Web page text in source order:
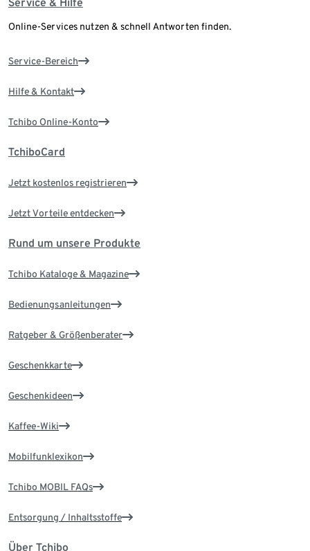
Service & Hilfe
Online-Services nutzen & schnell Antworten finden.
Service-Bereich
Hilfe & Kontakt
Tchibo Online-Konto
TchiboCard
Jetzt kostenlos registrieren
Jetzt Vorteile entdecken
Rund um unsere Produkte
Tchibo Kataloge & Magazine
Bedienungsanleitungen
Ratgeber & Größenberater
Geschenkkarte
Geschenkideen
Kaffee-Wiki
Mobilfunklexikon
Tchibo MOBIL FAQs
Entsorgung / Inhaltsstoffe
Über Tchibo